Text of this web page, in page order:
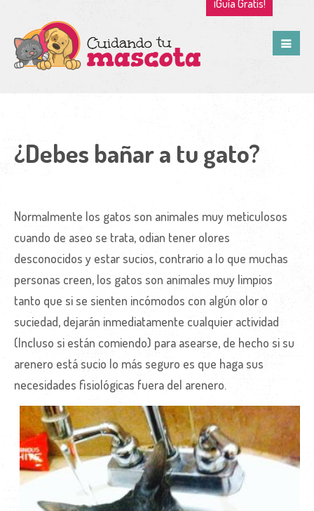
¡Guía Gratis!
¿Debes bañar a tu gato?
Normalmente los gatos son animales muy meticulosos
cuando de aseo se trata, odian tener olores
desconocidos y estar sucios, contrario a lo que muchas
personas creen, los gatos son animales muy limpios
tanto que si se sienten incómodos con algún olor o
suciedad, dejarán inmediatamente cualquier actividad
(Incluso si están comiendo) para asearse, de hecho si su
arenero está sucio lo más seguro es que haga sus
necesidades fisiológicas fuera del arenero.